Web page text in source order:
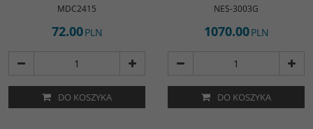
MDC2415
72.00PLN
DO KOSZYKA
NES-3003G
1070.00PLN
DO KOSZYKA